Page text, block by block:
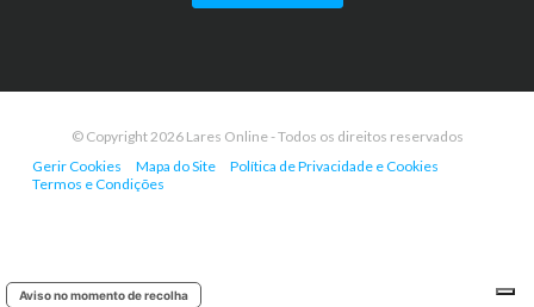
© Copyright 2026 Lares Online - Todos os direitos reservados
Gerir Cookies
Mapa do Site
Política de Privacidade e Cookies
Termos e Condições
Aviso no momento de recolha